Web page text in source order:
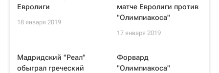
Евролиги
18 января 2019
матче Евролиги против
"Олимпиакоса"
17 января 2019
Мадридский "Реал"
обыграл греческий
Форвард
"Олимпиакоса"